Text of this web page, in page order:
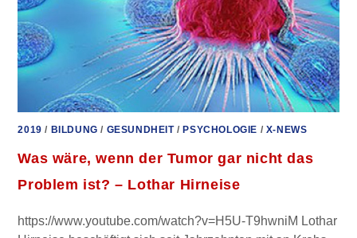
2019 / BILDUNG / GESUNDHEIT/PSYCHOLOGIE / X-NEWS
Was wäre, wenn der Tumor gar nicht das
Problem ist? – Lothar Hirneise
https://www.youtube.com/watch?v=H5U-T9hwniM Lothar